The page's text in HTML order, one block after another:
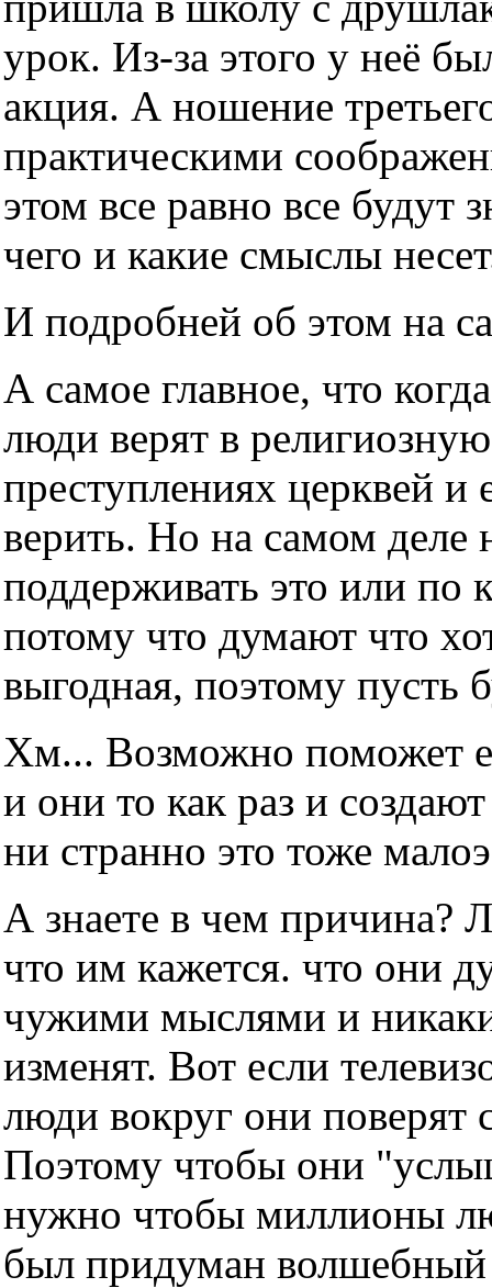
урок. Из-за этого у неё
акция. А ношение
практическими
этом все равно все будут
чего и какие смыслы
И подробней об этом на
А самое главное, что
люди верят в
преступлениях церквей и
верить. Но на самом деле
поддерживать это или по
потому что думают что
выгодная, поэтому пусть
Хм... Возможно поможет
и они то как раз и
ни странно это тоже
А знаете в чем причина?
что им кажется. что они
чужими мыслями и
изменят. Вот если
люди вокруг они поверят
Поэтому чтобы они
нужно чтобы миллионы
был придуман волшебный